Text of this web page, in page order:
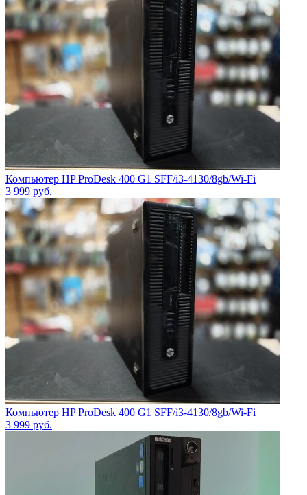
Компьютер HP ProDesk 400 G1 SFF/i3-4130/8gb/Wi-Fi
3 999 руб.
Компьютер HP ProDesk 400 G1 SFF/i3-4130/8gb/Wi-Fi
3 999 руб.